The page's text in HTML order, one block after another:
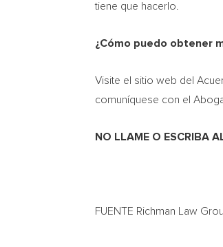
tiene que hacerlo.
¿Cómo puedo obtener
Visite el sitio web del
comuníquese con el
NO LLAME O ESCRIBA
FUENTE Richman Law